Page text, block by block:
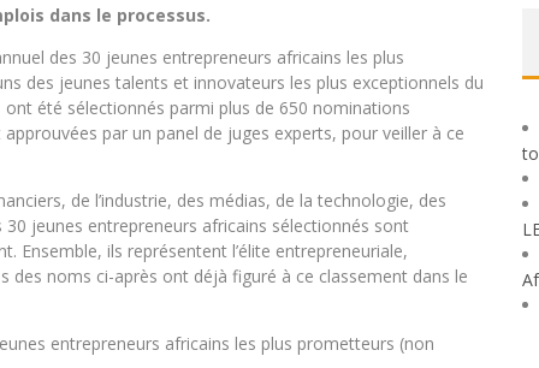
dans le processus.
des 30 jeunes entrepreneurs africains les plus
des jeunes talents et innovateurs les plus exceptionnels du
été sélectionnés parmi plus de 650 nominations
par un panel de juges experts, pour veiller à ce
de l’industrie, des médias, de la technologie, des
jeunes entrepreneurs africains sélectionnés sont
Ensemble, ils représentent l’élite entrepreneuriale,
des noms ci-après ont déjà figuré à ce classement dans le
entrepreneurs africains les plus prometteurs (non